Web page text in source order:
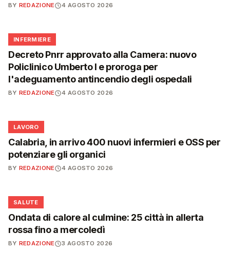
BY REDAZIONE 4 AGOSTO 2026
🩺
INFERMIERE
Decreto Pnrr approvato alla Camera: nuovo
Policlinico Umberto I e proroga per
l'adeguamento antincendio degli ospedali
BY REDAZIONE 4 AGOSTO 2026
💼
LAVORO
Calabria, in arrivo 400 nuovi infermieri e OSS per
potenziare gli organici
BY REDAZIONE 4 AGOSTO 2026
❤️
SALUTE
Ondata di calore al culmine: 25 città in allerta
rossa fino a mercoledì
BY REDAZIONE 3 AGOSTO 2026